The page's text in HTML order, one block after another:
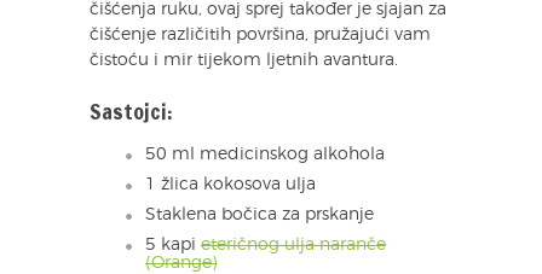
čišćenja ruku, ovaj sprej također je sjajan za
čišćenje različitih površina, pružajući vam
čistoću i mir tijekom ljetnih avantura.
Sastojci:
50 ml medicinskog alkohola
1 žlica kokosova ulja
Staklena bočica za prskanje
5 kapi eteričnog ulja naranče
(Orange)